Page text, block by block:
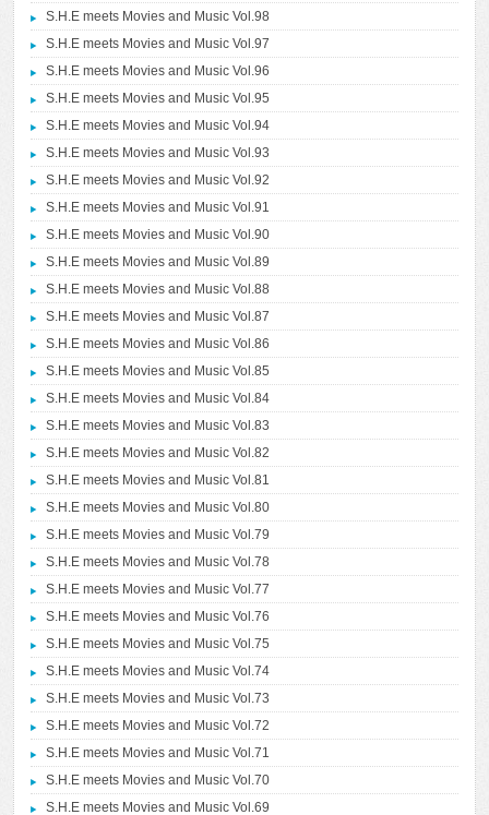
S.H.E meets Movies and Music Vol.98
S.H.E meets Movies and Music Vol.97
S.H.E meets Movies and Music Vol.96
S.H.E meets Movies and Music Vol.95
S.H.E meets Movies and Music Vol.94
S.H.E meets Movies and Music Vol.93
S.H.E meets Movies and Music Vol.92
S.H.E meets Movies and Music Vol.91
S.H.E meets Movies and Music Vol.90
S.H.E meets Movies and Music Vol.89
S.H.E meets Movies and Music Vol.88
S.H.E meets Movies and Music Vol.87
S.H.E meets Movies and Music Vol.86
S.H.E meets Movies and Music Vol.85
S.H.E meets Movies and Music Vol.84
S.H.E meets Movies and Music Vol.83
S.H.E meets Movies and Music Vol.82
S.H.E meets Movies and Music Vol.81
S.H.E meets Movies and Music Vol.80
S.H.E meets Movies and Music Vol.79
S.H.E meets Movies and Music Vol.78
S.H.E meets Movies and Music Vol.77
S.H.E meets Movies and Music Vol.76
S.H.E meets Movies and Music Vol.75
S.H.E meets Movies and Music Vol.74
S.H.E meets Movies and Music Vol.73
S.H.E meets Movies and Music Vol.72
S.H.E meets Movies and Music Vol.71
S.H.E meets Movies and Music Vol.70
S.H.E meets Movies and Music Vol.69